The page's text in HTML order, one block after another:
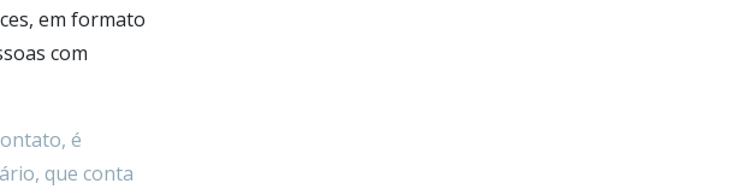
em formato
com
é
que conta